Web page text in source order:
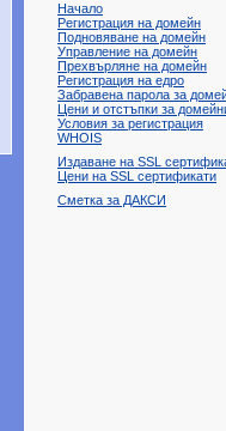
Начало
Регистрация на домейн
Подновяване на домейн
Управление на домейн
Прехвърляне на домейн
Регистрация на едро
Забравена парола за
Цени и отстъпки за
Условия за регистрация
WHOIS
Издаване на SSL
Цени на SSL сертификати
Сметка за ДАКСИ